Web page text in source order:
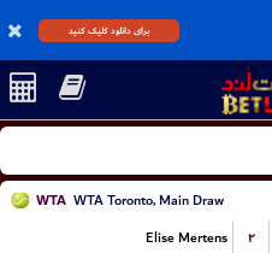
برای دانلود کلیک کنید
WTA WTA Toronto, Main Draw
Elise Mertens
۲